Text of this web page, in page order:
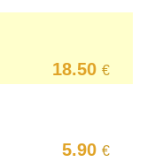
18.50€
5.90€